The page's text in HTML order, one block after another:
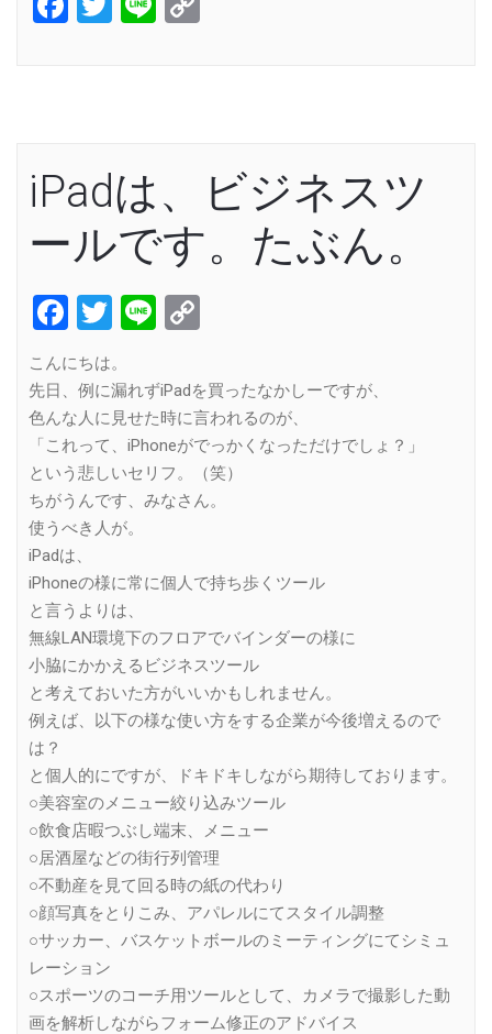
iPadは、ビジネスツ
ールです。たぶん。
Facebook
Twitter
Line
こんにちは。
先日、例に漏れずiPadを買ったなかしーですが、
色んな人に見せた時に言われるのが、
「これって、iPhoneがでっかくなっただけでしょ？」
という悲しいセリフ。（笑）
ちがうんです、みなさん。
使うべき人が。
iPadは、
iPhoneの様に常に個人で持ち歩くツール
と言うよりは、
無線LAN環境下のフロアでバインダーの様に
小脇にかかえるビジネスツール
と考えておいた方がいいかもしれません。
例えば、以下の様な使い方をする企業が今後増えるので
は？
と個人的にですが、ドキドキしながら期待しております。
○美容室のメニュー絞り込みツール
○飲食店暇つぶし端末、メニュー
○居酒屋などの街行列管理
○不動産を見て回る時の紙の代わり
○顔写真をとりこみ、アパレルにてスタイル調整
○サッカー、バスケットボールのミーティングにてシミュ
レーション
○スポーツのコーチ用ツールとして、カメラで撮影した動
画を解析しながらフォーム修正のアドバイス